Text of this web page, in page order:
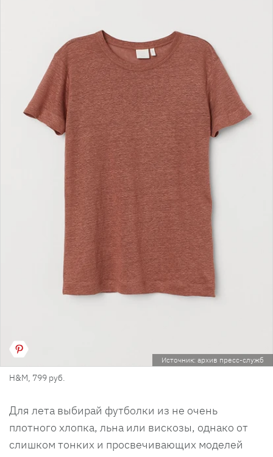
Источник: архив пресс-служб
H&M, 799 руб.
Для лета выбирай футболки из не очень
плотного хлопка, льна или вискозы, однако от
слишком тонких и просвечивающих моделей